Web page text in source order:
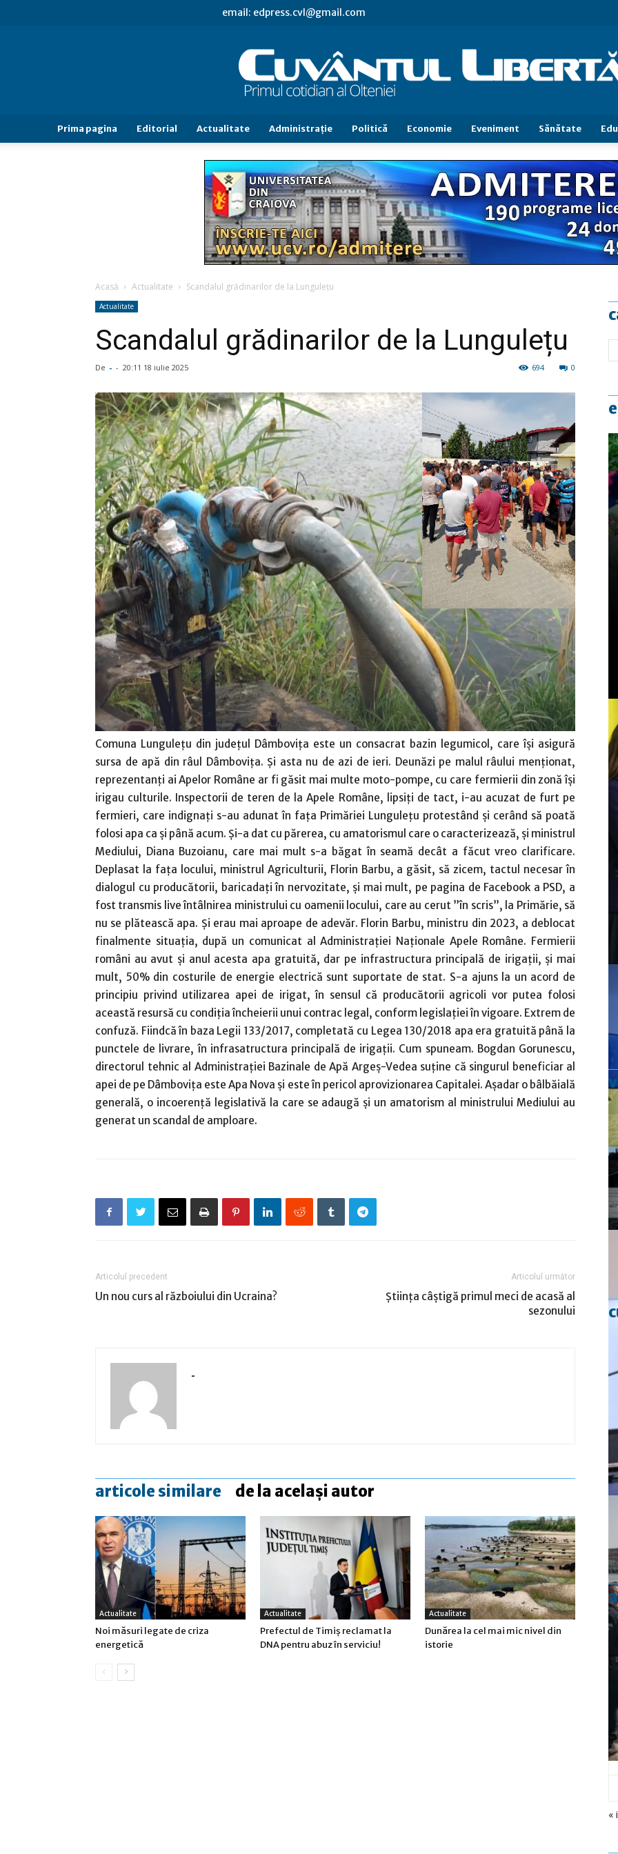
email: edpress.cvl@gmail.com
Cuvântul
Libertăţii
Prima pagina Editorial Actualitate Administraţie Politică Economie Eveniment Sănătate
Acasă Actualitate Scandalul grădinarilor de la Lungulețu
Actualitate
Scandalul grădinarilor de la Lungulețu
De - - 20:11 18 iulie 2025 0
694
Comuna Lungulețu din județul Dâmbovița este un consacrat bazin legumicol, care își asigură
sursa de apă din râul Dâmbovița. Și asta nu de azi de ieri. Deunăzi pe malul râului menționat,
reprezentanți ai Apelor Române ar fi găsit mai multe moto-pompe, cu care fermierii din zonă își
irigau culturile. Inspectorii de teren de la Apele Române, lipsiți de tact, i-au acuzat de furt pe
fermieri, care indignați s-au adunat în fața Primăriei Lungulețu protestând și cerând să poată
folosi apa ca și până acum. Și-a dat cu părerea, cu amatorismul care o caracterizează, și ministrul
Mediului, Diana Buzoianu, care mai mult s-a băgat în seamă decât a făcut vreo clarificare.
Deplasat la fața locului, ministrul Agriculturii, Florin Barbu, a găsit, să zicem, tactul necesar în
dialogul cu producătorii, baricadați în nervozitate, și mai mult, pe pagina de Facebook a PSD, a
fost transmis live întâlnirea ministrului cu oamenii locului, care au cerut ”în scris”, la Primărie, să
nu se plătească apa. Și erau mai aproape de adevăr. Florin Barbu, ministru din 2023, a deblocat
finalmente situația, după un comunicat al Administrației Naționale Apele Române. Fermierii
români au avut și anul acesta apa gratuită, dar pe infrastructura principală de irigații, și mai
mult, 50% din costurile de energie electrică sunt suportate de stat. S-a ajuns la un acord de
principiu privind utilizarea apei de irigat, în sensul că producătorii agricoli vor putea folosi
această resursă cu condiția încheierii unui contrac legal, conform legislației în vigoare. Extrem de
confuză. Fiindcă în baza Legii 133/2017, completată cu Legea 130/2018 apa era gratuită până la
punctele de livrare, în infrasatructura principală de irigații. Cum spuneam. Bogdan Gorunescu,
directorul tehnic al Administrației Bazinale de Apă Argeș-Vedea suține că singurul beneficiar al
apei de pe Dâmbovița este Apa Nova și este în pericol aprovizionarea Capitalei. Așadar o bâlbăială
generală, o incoerență legislativă la care se adaugă și un amatorism al ministrului Mediului au
generat un scandal de amploare.
Articolul precedent
Un nou curs al războiului din Ucraina?
Articolul următor
Ştiinţa câştigă primul meci de acasă al
sezonului
-
articole similare de la același autor
Actualitate
Noi măsuri legate de criza
energetică
Actualitate
Prefectul de Timiş reclamat la
DNA pentru abuz în serviciu!
Actualitate
Dunărea la cel mai mic nivel din
istorie
«